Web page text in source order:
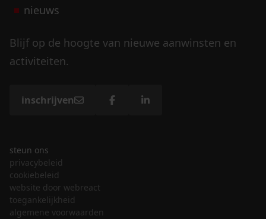
nieuws
Blijf op de hoogte van nieuwe aanwinsten en
activiteiten.
inschrijven
steun ons
privacybeleid
cookiebeleid
website door webreact
toegankelijkheid
algemene voorwaarden